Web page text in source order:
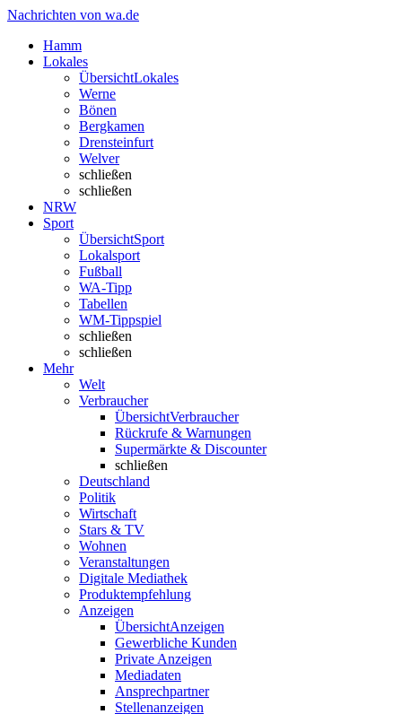
Nachrichten von wa.de
Hamm
Lokales
ÜbersichtLokales
Werne
Bönen
Bergkamen
Drensteinfurt
Welver
schließen
schließen
NRW
Sport
ÜbersichtSport
Lokalsport
Fußball
WA-Tipp
Tabellen
WM-Tippspiel
schließen
schließen
Mehr
Welt
Verbraucher
ÜbersichtVerbraucher
Rückrufe & Warnungen
Supermärkte & Discounter
schließen
Deutschland
Politik
Wirtschaft
Stars & TV
Wohnen
Veranstaltungen
Digitale Mediathek
Produktempfehlung
Anzeigen
ÜbersichtAnzeigen
Gewerbliche Kunden
Private Anzeigen
Mediadaten
Ansprechpartner
Stellenanzeigen